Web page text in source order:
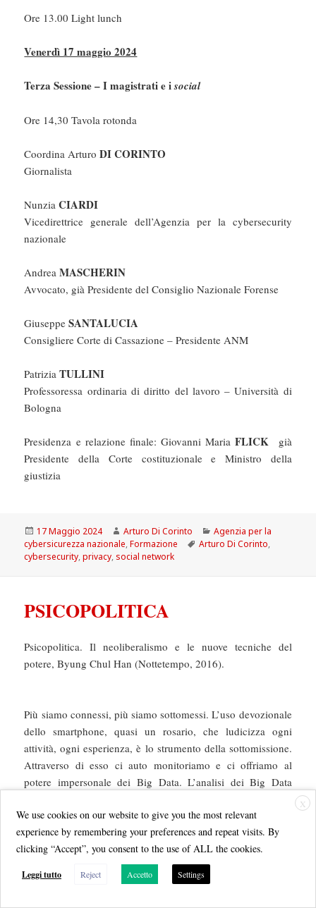
Ore 13.00 Light lunch
Venerdì 17 maggio 2024
Terza Sessione – I magistrati e isocial
Ore 14,30 Tavola rotonda
Coordina ArturoDI CORINTO
Giornalista
NunziaCIARDI
Vicedirettrice generale dell’Agenzia per la cybersecurity
nazionale
AndreaMASCHERIN
Avvocato, già Presidente del Consiglio Nazionale Forense
GiuseppeSANTALUCIA
Consigliere Corte di Cassazione – Presidente ANM
PatriziaTULLINI
Professoressa ordinaria di diritto del lavoro – Università di
Bologna
Presidenza e relazione finale: Giovanni MariaFLICK
già
Presidente della Corte costituzionale e Ministro della
giustizia
Scritto
il
17 Maggio 2024 Autore
Arturo Di Corinto Categorie
Agenzia per la
cybersicurezza nazionale,Formazione Tag
Arturo Di Corinto,
cybersecurity,privacy, social network
PSICOPOLITICA
Psicopolitica. Il neoliberalismo e le nuove tecniche del
potere, Byung Chul Han (Nottetempo, 2016).
Più siamo connessi, più siamo sottomessi. L’uso devozionale
dello smartphone, quasi un rosario, che ludicizza ogni
attività, ogni esperienza, è lo strumento della sottomissione.
Attraverso di esso ci auto monitoriamo e ci offriamo al
potere impersonale dei Big Data. L’analisi dei Big Data
servi di cui prevedere ogni futuro comportamento: per
associazione con quelli precedenti, e con quelli di chi ci
somiglia.
È questa l’espressione più compiuta del dataismo, la
religione dei dati, che tutto calcola e tutto misura.
X
We use cookies on our website to give you the most relevant
experience by remembering your preferences and repeat visits. By
clicking “Accept”, you consent to the use of ALL the cookies.
Leggi tutto Reject Accetto Settings